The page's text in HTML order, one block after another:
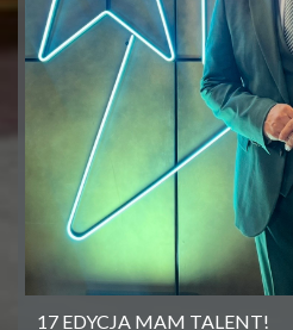
17 EDYCJA MAM TALENT!